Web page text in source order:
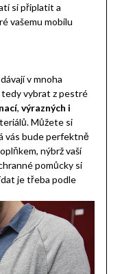
si připlatit a
vašemu mobilu
v mnoha
vybrat z pestré
, výrazných i
Můžete si
vás bude perfektně
nýbrž vaší
pomůcky si
je třeba podle